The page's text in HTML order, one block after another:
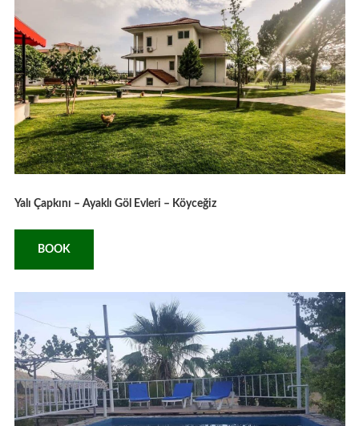
Yalı Çapkını – Ayaklı Göl Evleri – Köyceğiz
BOOK